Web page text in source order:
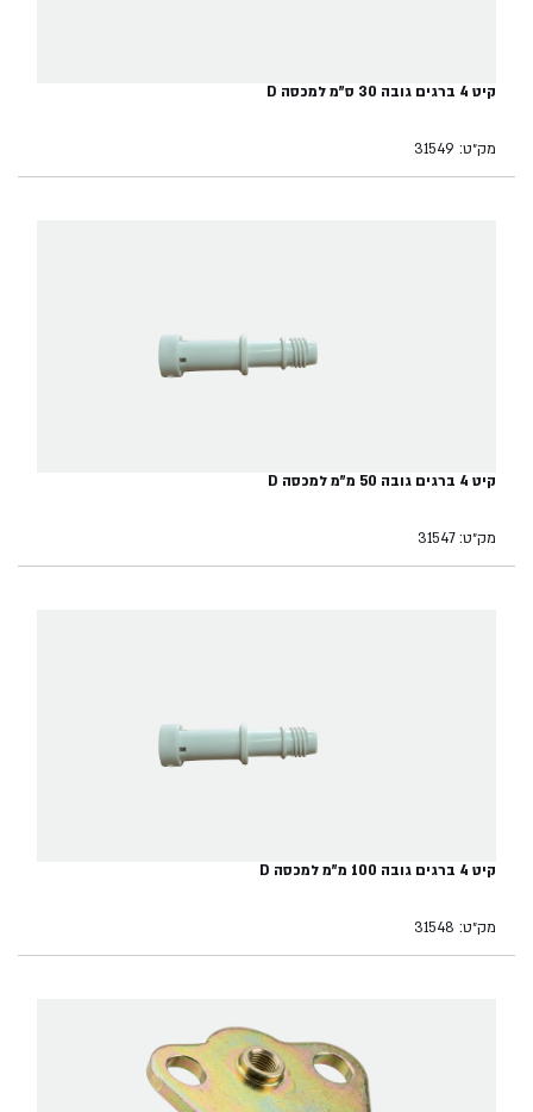
קיט 4 ברגים גובה 30 ס"מ למכסה D
מק״ט: 31549
קיט 4 ברגים גובה 50 מ"מ למכסה D
מק״ט: 31547
קיט 4 ברגים גובה 100 מ"מ למכסה D
מק״ט: 31548